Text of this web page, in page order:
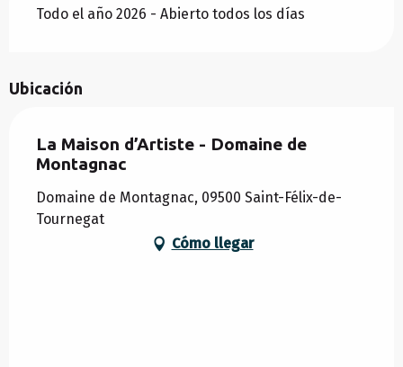
Todo el año 2026 - Abierto todos los días
Ubicación
La Maison d’Artiste - Domaine de
Montagnac
Domaine de Montagnac, 09500 Saint-Félix-de-
Tournegat
Cómo llegar